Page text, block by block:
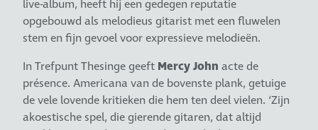
live-album, heeft hij een gedegen reputatie
opgebouwd als melodieus gitarist met een fluwelen
stem en fijn gevoel voor expressieve melodieën.
In Trefpunt Thesinge geeft Mercy John acte de
présence. Americana van de bovenste plank, getuige
de vele lovende kritieken die hem ten deel vielen. ‘Zijn
akoestische spel, die gierende gitaren, dat altijd